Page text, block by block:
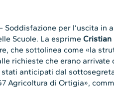
Soddisfazione per l’uscita
Scuole. La esprimeCristian
che sottolinea come «la
richieste che erano arrivate
stati anticipati dal
Agricoltura di Ortigia»,